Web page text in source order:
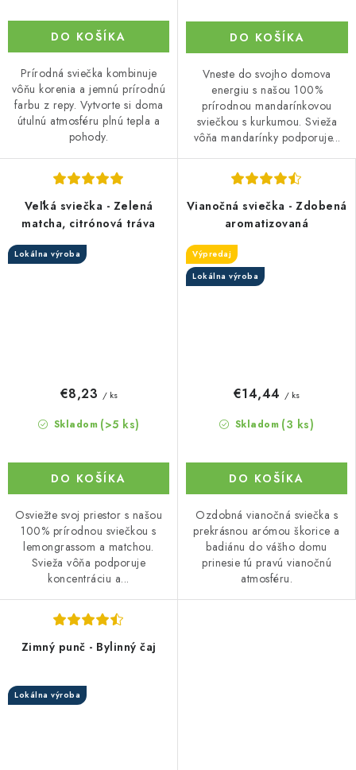
DO KOŠÍKA
Prírodná sviečka kombinuje
vôňu korenia a jemnú prírodnú
farbu z repy. Vytvorte si doma
útulnú atmosféru plnú tepla a
pohody.
DO KOŠÍKA
Vneste do svojho domova
energiu s našou 100%
prírodnou mandarínkovou
sviečkou s kurkumou. Svieža
vôňa mandarínky podporuje...
Veľká sviečka - Zelená
matcha, citrónová tráva
Lokálna výroba
Skladom (>5 ks)
€8,23 / ks
DO KOŠÍKA
Osviežte svoj priestor s našou
100% prírodnou sviečkou s
lemongrassom a matchou.
Svieža vôňa podporuje
koncentráciu a...
Vianočná sviečka - Zdobená
aromatizovaná
Výpredaj
Lokálna výroba
Skladom (3 ks)
€14,44 / ks
DO KOŠÍKA
Ozdobná vianočná sviečka s
prekrásnou arómou škorice a
badiánu do vášho domu
prinesie tú pravú vianočnú
atmosféru.
Zimný punč - Bylinný čaj
Lokálna výroba